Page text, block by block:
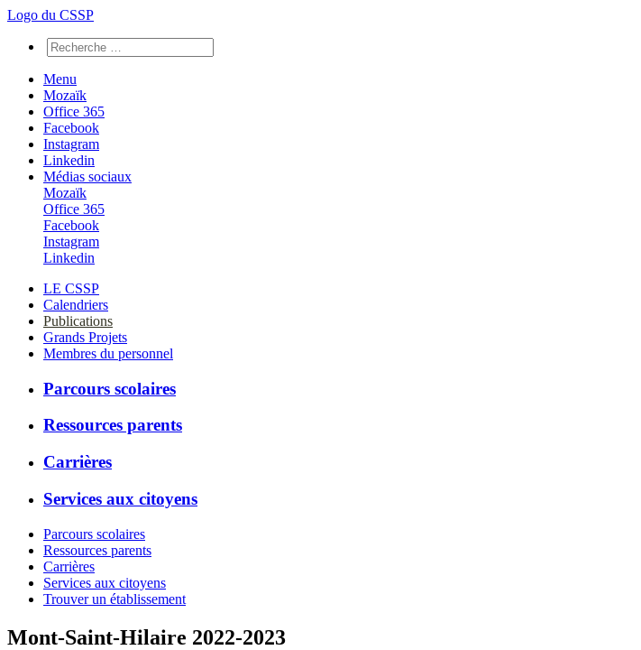
Logo du CSSP
Menu
Mozaïk
Office 365
Facebook
Instagram
Linkedin
Médias sociaux
Mozaïk
Office 365
Facebook
Instagram
Linkedin
LE CSSP
Calendriers
Publications
Grands Projets
Membres du personnel
Parcours scolaires
Ressources parents
Carrières
Services aux citoyens
Parcours scolaires
Ressources parents
Carrières
Services aux citoyens
Trouver un établissement
Mont-Saint-Hilaire 2022-2023